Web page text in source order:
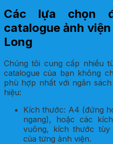
Các lựa chọn
catalogue ảnh
Long
Chúng tôi cung cấp nhiều
catalogue của bạn không
phù hợp nhất với ngân
hiệu:
Kích thước: A4 (đứng
ngang), hoặc các
vuông, kích thước
của từng ảnh viện.